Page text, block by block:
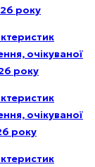
року
очікуваної
року
очікуваної
року